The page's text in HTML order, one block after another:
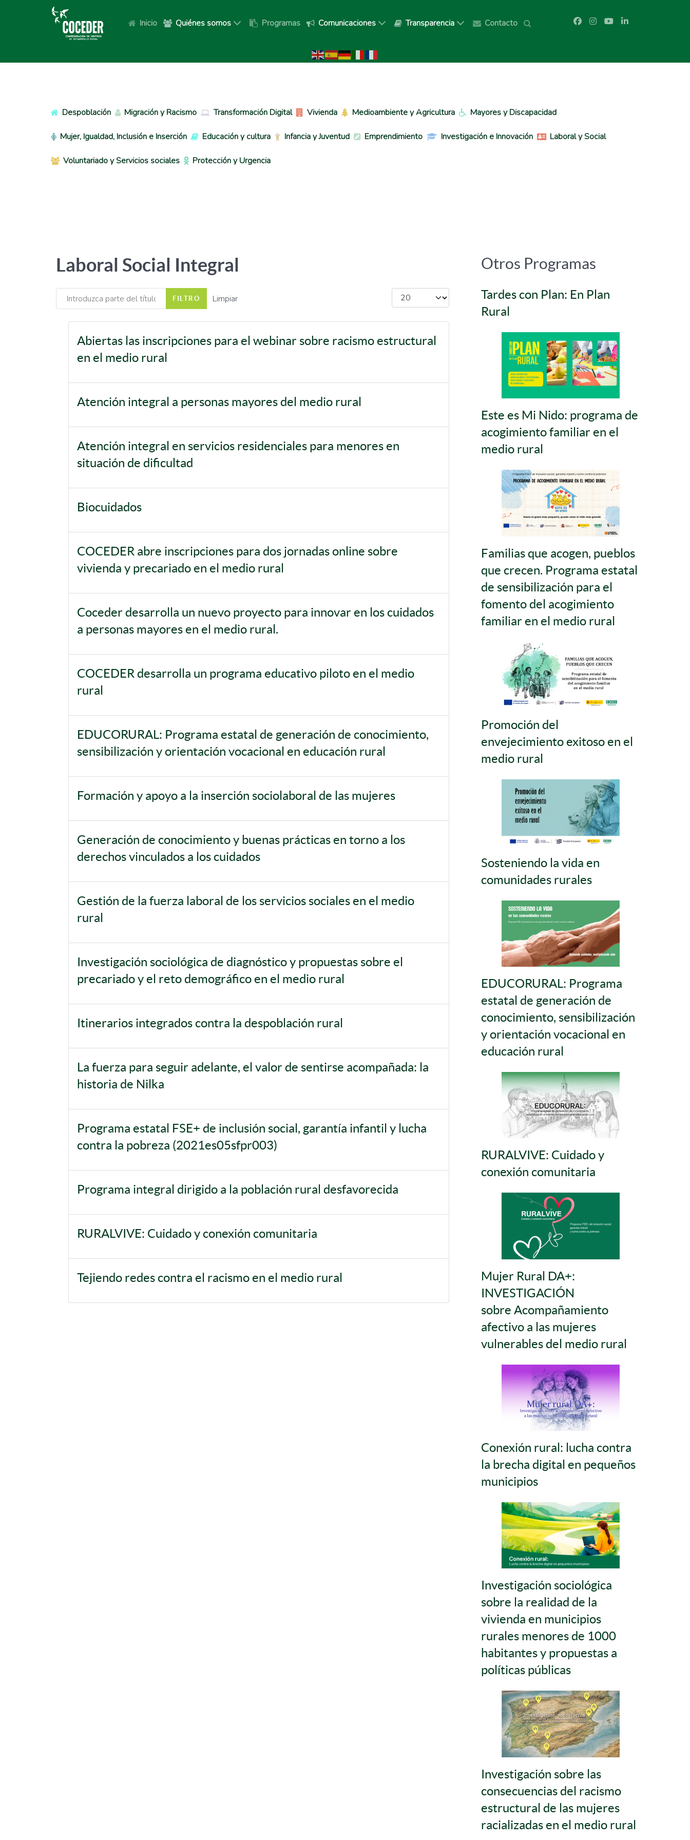
Inicio Quiénes somos Programas Comunicaciones Transparencia Contacto
Despoblación Migración y Racismo Transformación Digital Vivienda Medioambiente y Agricultura Mayores y Discapacidad
Mujer, Igualdad, Inclusión e Inserción Educación y cultura Infancia y Juventud Emprendimiento Investigación e Innovación Laboral y Social
Voluntariado y Servicios sociales Protección y Urgencia
Laboral Social Integral
Introduzca parte del título FILTRO Limpiar Cantidad
Abiertas las inscripciones para el webinar sobre racismo estructural
en el medio rural
Atención integral a personas mayores del medio rural
Atención integral en servicios residenciales para menores en
situación de dificultad
Biocuidados
COCEDER abre inscripciones para dos jornadas online sobre
vivienda y precariado en el medio rural
Coceder desarrolla un nuevo proyecto para innovar en los cuidados
a personas mayores en el medio rural.
COCEDER desarrolla un programa educativo piloto en el medio
rural
EDUCORURAL: Programa estatal de generación de conocimiento,
sensibilización y orientación vocacional en educación rural
Formación y apoyo a la inserción sociolaboral de las mujeres
Generación de conocimiento y buenas prácticas en torno a los
derechos vinculados a los cuidados
Gestión de la fuerza laboral de los servicios sociales en el medio
rural
Investigación sociológica de diagnóstico y propuestas sobre el
precariado y el reto demográfico en el medio rural
Itinerarios integrados contra la despoblación rural
La fuerza para seguir adelante, el valor de sentirse acompañada: la
historia de Nilka
Programa estatal FSE+ de inclusión social, garantía infantil y lucha
contra la pobreza (2021es05sfpr003)
Programa integral dirigido a la población rural desfavorecida
RURALVIVE: Cuidado y conexión comunitaria
Tejiendo redes contra el racismo en el medio rural
Otros Programas
Tardes con Plan: En Plan
Rural
Este es Mi Nido: programa de
acogimiento familiar en el
medio rural
Familias que acogen, pueblos
que crecen. Programa estatal
de sensibilización para el
fomento del acogimiento
familiar en el medio rural
Promoción del
envejecimiento exitoso en el
medio rural
Sosteniendo la vida en
comunidades rurales
EDUCORURAL: Programa
estatal de generación de
conocimiento, sensibilización
y orientación vocacional en
educación rural
RURALVIVE: Cuidado y
conexión comunitaria
Mujer Rural DA+:
INVESTIGACIÓN
sobre Acompañamiento
afectivo a las mujeres
vulnerables del medio rural
Conexión rural: lucha contra
la brecha digital en pequeños
municipios
Investigación sociológica
sobre la realidad de la
vivienda en municipios
rurales menores de 1000
habitantes y propuestas a
políticas públicas
Investigación sobre las
consecuencias del racismo
estructural de las mujeres
racializadas en el medio rural